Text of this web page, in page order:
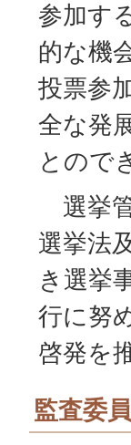
参加す
的な機
投票参
全な発
とので
選挙
選挙法
き選挙
行に努
啓発を
監査委